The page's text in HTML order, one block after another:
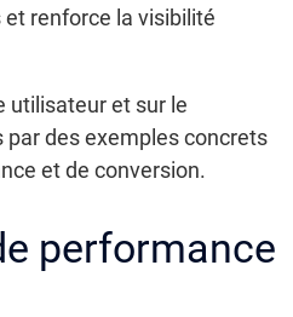
renforce la visibilité
utilisateur et sur le
des exemples concrets
et de conversion.
performance